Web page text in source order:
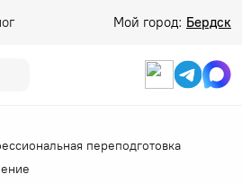
Мой город: Бердск
переподготовка